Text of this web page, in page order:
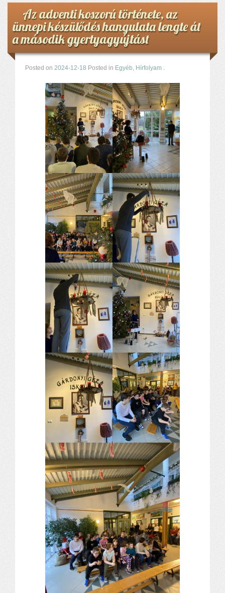
Az adventi koszorú története, az
ünnepi készülődés hangulata lengte át
a második gyertyagyújtást
Posted on 2024-12-18 Posted in Egyéb, Hírfolyam .